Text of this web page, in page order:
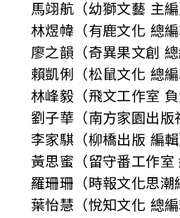
馬翊航（幼獅文藝 主編
林煜幃（有鹿文化 總編
廖之韻（奇異果文創 總
賴凱俐（松鼠文化 總編
林峰毅（飛文工作室 負
劉子華（南方家園出版
李家騏（柳橋出版 編輯
黃思蜜（留守番工作室
羅珊珊（時報文化思潮
葉怡慧（悅知文化 總編